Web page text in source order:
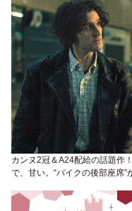
カンヌ2冠＆A24配給の話題作
で、甘い。“バイクの後部座席”